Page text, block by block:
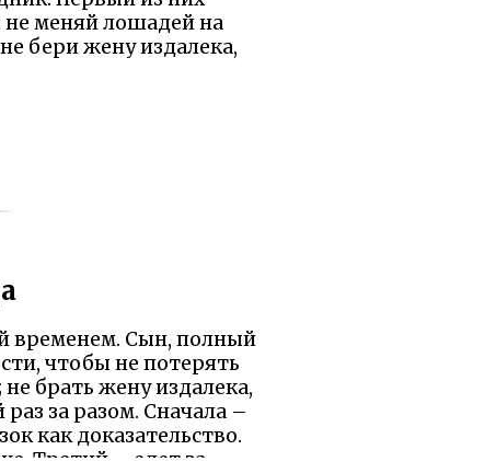
не меняй лошадей на
бери жену издалека,
временем. Сын, полный
чтобы не потерять
брать жену издалека,
за разом. Сначала –
как доказательство.
Третий – едет за